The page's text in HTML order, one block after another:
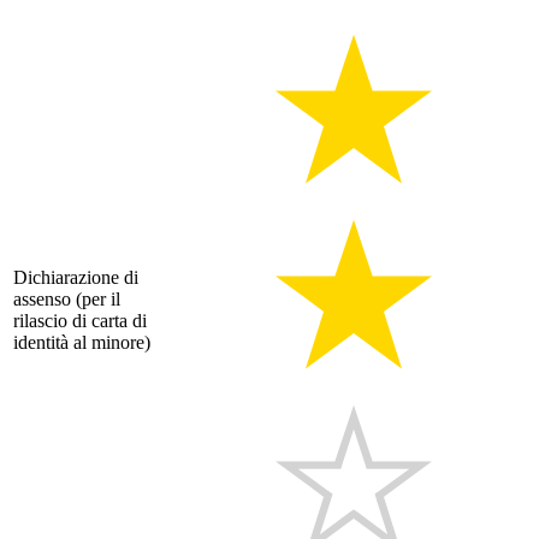
Dichiarazione di
assenso (per il
rilascio di carta di
identità al minore)